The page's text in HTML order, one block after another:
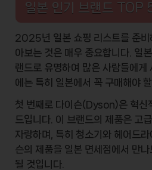
일본 인기 브랜드 TOP
2025년 일본 쇼핑 리스트를 준비
아보는 것은 매우 중요합니다. 일
랜드로 유명하여 많은 사람들에게
에는 특히 일본에서 꼭 구매해야
첫 번째로 다이슨(Dyson)은 혁신
드입니다. 이 브랜드의 제품은 고
자랑하며, 특히 청소기와 헤어드라
슨의 제품을 일본 면세점에서 만나
될 것입니다.